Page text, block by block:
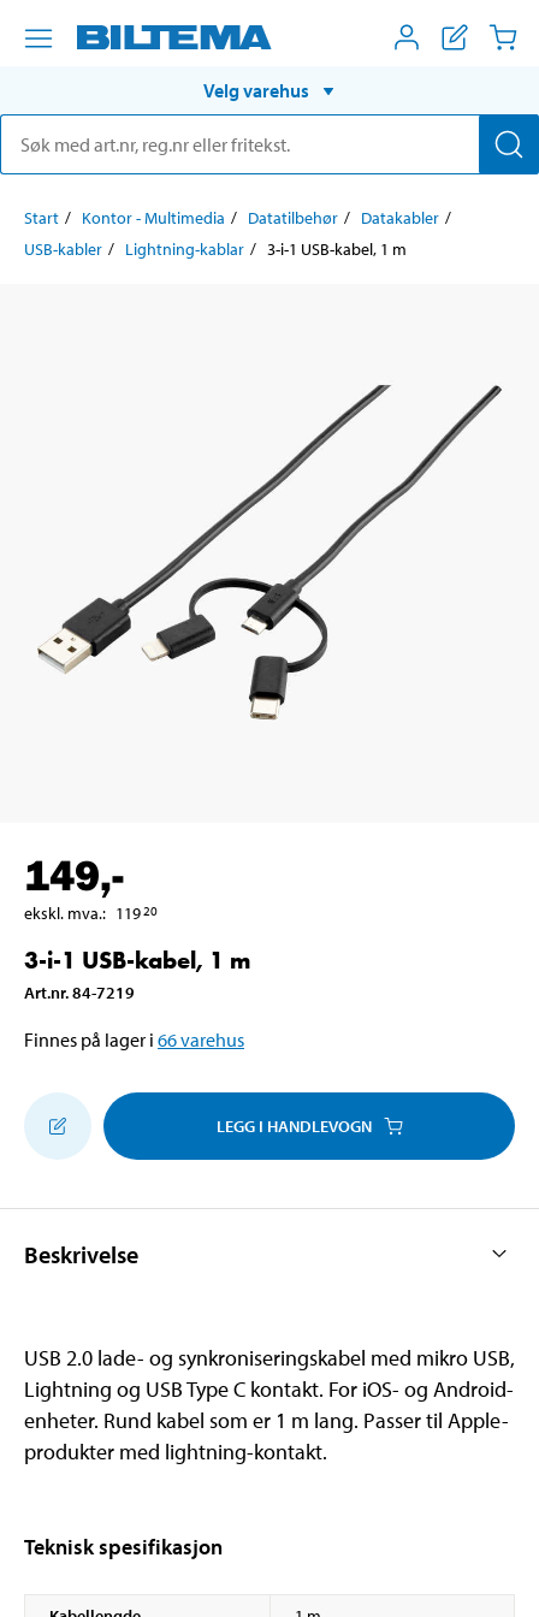
Velg varehus
Start Kontor - Multimedia Datatilbehør
Datakabler
USB-kabler
Lightning-kablar 3-i-1 USB-kabel, 1 m
149,-
ekskl. mva.: 11920
3-i-1 USB-kabel, 1 m
Art.nr.84-7219
Finnes på lager i 66varehus
LEGG I HANDLEVOGN
Beskrivelse
USB 2.0 lade- og synkroniseringskabel med mikro USB,
Lightning og USB Type C kontakt. For iOS- og Android-
enheter. Rund kabel som er 1 m lang. Passer til Apple-
produkter med lightning-kontakt.
Teknisk spesifikasjon